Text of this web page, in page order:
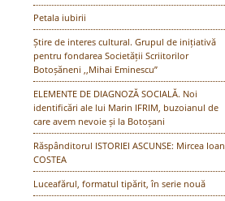
Petala iubirii
Știre de interes cultural. Grupul de inițiativă
pentru fondarea Societății Scriitorilor
Botoșăneni ,,Mihai Eminescu”
ELEMENTE DE DIAGNOZĂ SOCIALĂ. Noi
identificări ale lui Marin IFRIM, buzoianul de
care avem nevoie și la Botoșani
Răspânditorul ISTORIEI ASCUNSE: Mircea Ioan
COSTEA
Luceafărul, formatul tipărit, în serie nouă